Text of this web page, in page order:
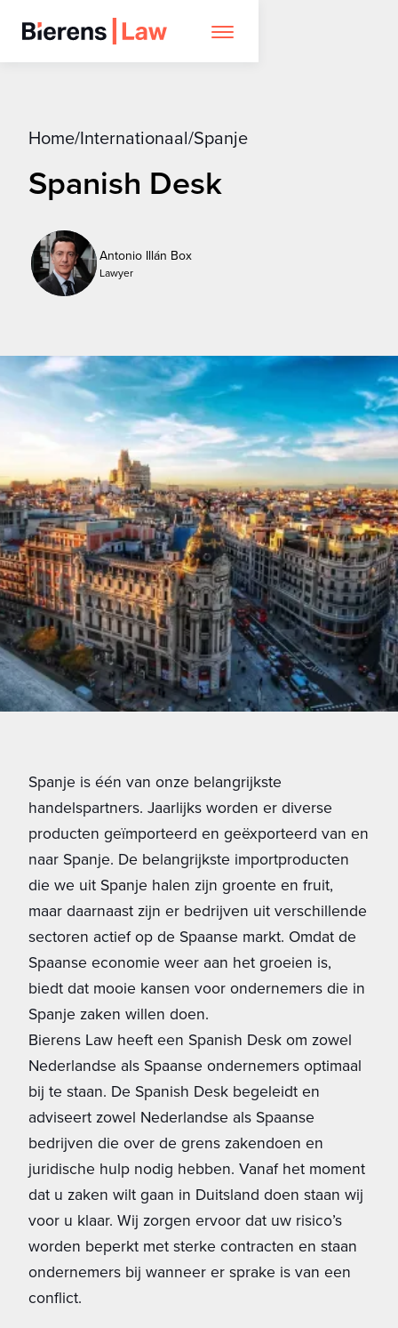
Home/Internationaal/Spanje
Spanish Desk
Antonio Illán Box
Lawyer
Spanje is één van onze belangrijkste
handelspartners. Jaarlijks worden er diverse
producten geïmporteerd en geëxporteerd van en
naar Spanje. De belangrijkste importproducten
die we uit Spanje halen zijn groente en fruit,
maar daarnaast zijn er bedrijven uit verschillende
sectoren actief op de Spaanse markt. Omdat de
Spaanse economie weer aan het groeien is,
biedt dat mooie kansen voor ondernemers die in
Spanje zaken willen doen.
Bierens Law heeft een Spanish Desk om zowel
Nederlandse als Spaanse ondernemers optimaal
bij te staan. De Spanish Desk begeleidt en
adviseert zowel Nederlandse als Spaanse
bedrijven die over de grens zakendoen en
juridische hulp nodig hebben. Vanaf het moment
dat u zaken wilt gaan in Duitsland doen staan wij
voor u klaar. Wij zorgen ervoor dat uw risico’s
worden beperkt met sterke contracten en staan
ondernemers bij wanneer er sprake is van een
conflict.